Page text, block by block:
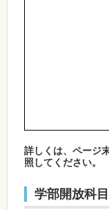
詳しくは、ページ
照してください。
学部開放科